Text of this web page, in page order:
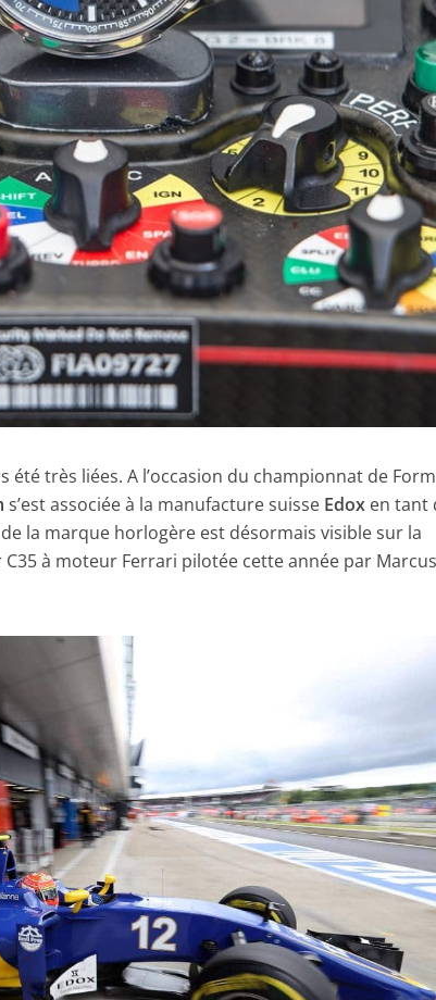
été très liées. A l’occasion du championnat de
s’est associée à la manufacture suisse Edox en tant
la marque horlogère est désormais visible sur la
à moteur Ferrari pilotée cette année par